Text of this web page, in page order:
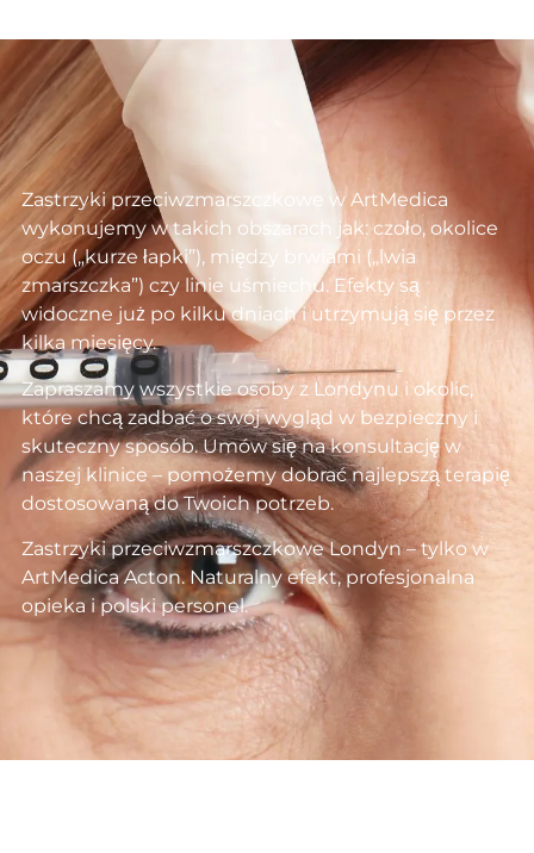
Zastrzyki przeciwzmarszczkowe w ArtMedica
wykonujemy w takich obszarach jak: czoło, okolice
oczu („kurze łapki”), między brwiami („lwia
zmarszczka”) czy linie uśmiechu. Efekty są
widoczne już po kilku dniach i utrzymują się przez
kilka miesięcy.
Zapraszamy wszystkie osoby z Londynu i okolic,
które chcą zadbać o swój wygląd w bezpieczny i
skuteczny sposób. Umów się na konsultację w
naszej klinice – pomożemy dobrać najlepszą terapię
dostosowaną do Twoich potrzeb.
Zastrzyki przeciwzmarszczkowe Londyn – tylko w
ArtMedica Acton. Naturalny efekt, profesjonalna
opieka i polski personel.